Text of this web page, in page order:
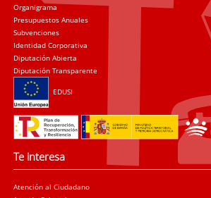
Organigrama
Presupuestos Anuales
Subvenciones
Identidad Corporativa
Diputación Abierta
Diputación Transparente
EDUSI
Te interesa
Atención al Ciudadano